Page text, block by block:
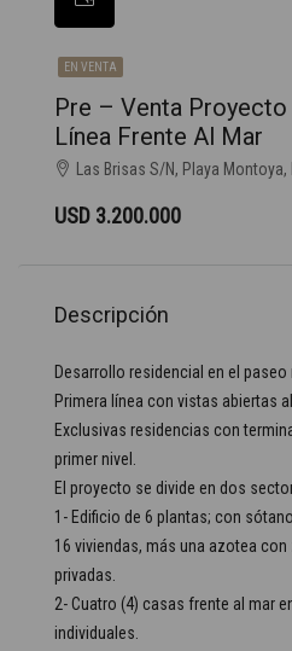
EN VENTA
Pre – Venta
Línea Frente Al Mar
Las Brisas S/N, Playa Montoya,
USD 3.200.000
Descripción
Desarrollo residencial en el paseo
Primera línea con vistas abiertas
Exclusivas residencias con
primer nivel.
El proyecto se divide en dos
1- Edificio de 6 plantas; con
16 viviendas, más una azotea
privadas.
2- Cuatro (4) casas frente al mar
individuales.